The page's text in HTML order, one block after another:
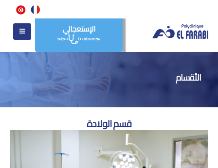
الإستعجالي
24/24H (+216) 98 799 557
الأقسام
قسم الولادة